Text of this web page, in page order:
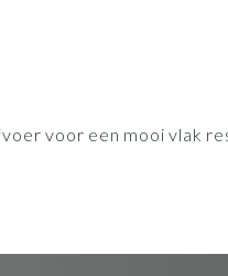
voor een mooi vlak